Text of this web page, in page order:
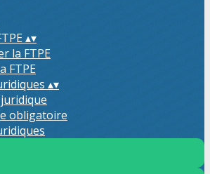
▴▾
la FTPE
FTPE
▴▾
obligatoire